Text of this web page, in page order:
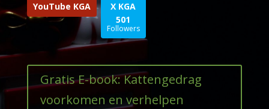
YouTube KGA
X KGA
501
Followers
Gratis E-book: Kattengedrag
voorkomen en verhelpen